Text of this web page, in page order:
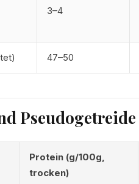
3–4
47–50
Pseudogetreide
Protein (g/100g,
trocken)